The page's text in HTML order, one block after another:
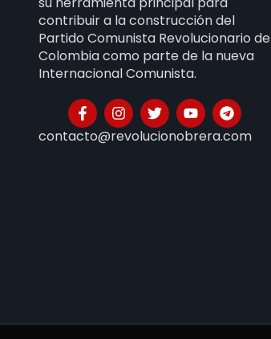
contribuir a la construcción del
Partido Comunista Revolucionario de
Colombia como parte de la nueva
Internacional Comunista.
contacto@revolucionobrera.com